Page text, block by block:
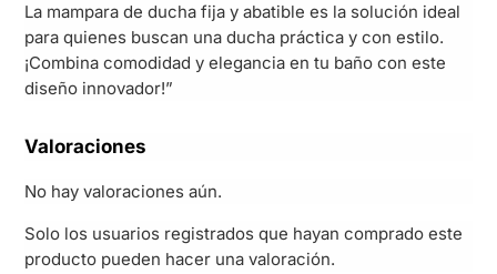
La mampara de ducha fija y abatible es la solución ideal
para quienes buscan una ducha práctica y con estilo.
¡Combina comodidad y elegancia en tu baño con este
diseño innovador!”
Valoraciones
No hay valoraciones aún.
Solo los usuarios registrados que hayan comprado este
producto pueden hacer una valoración.